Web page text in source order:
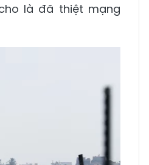
là đã thiệt mạng